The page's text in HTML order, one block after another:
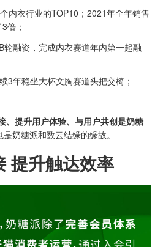
内衣行业的TOP10；2021年全年销售
倍；
轮融资，完成内衣赛道年内第一起融
3年稳坐大杯文胸赛道头把交椅；
、提升用户体验、与用户共创是奶糖
是奶糖派和数云结缘的缘故。
提升触达效率